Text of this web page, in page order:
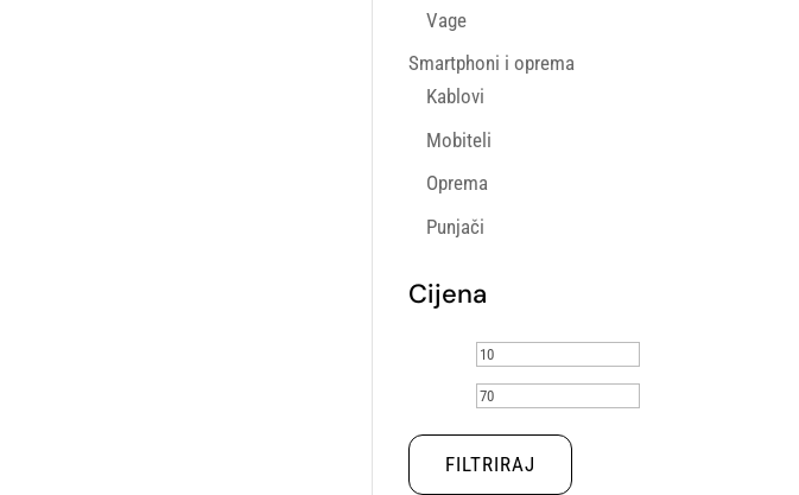
Vage
Smartphoni i oprema
Kablovi
Mobiteli
Oprema
Punjači
Cijena
Min
cijena
FILTRIRAJ